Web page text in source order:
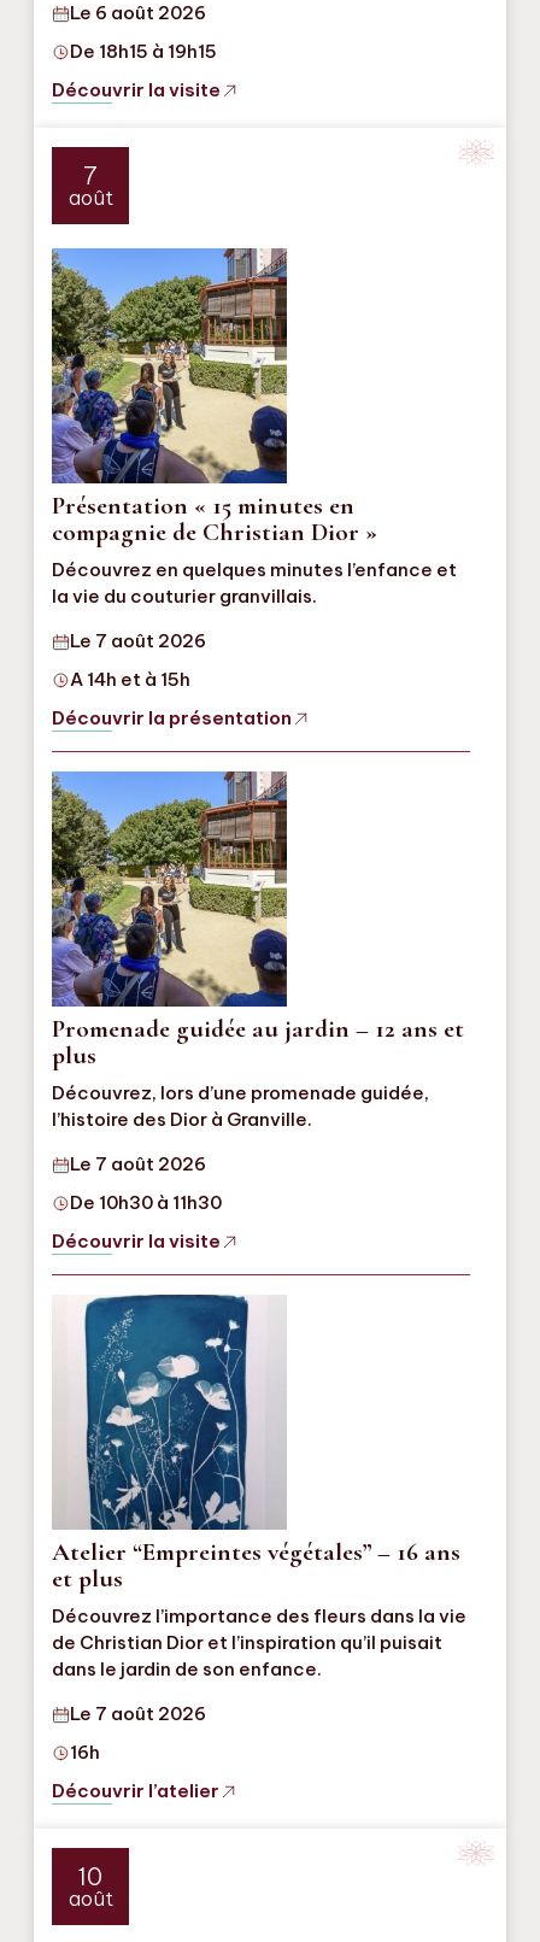
Le 6 août 2026
De 18h15 à 19h15
Découvrir la visite
7
août
Présentation « 15 minutes en
compagnie de Christian Dior »
Découvrez en quelques minutes l’enfance et
la vie du couturier granvillais.
Le 7 août 2026
A 14h et à 15h
Découvrir la présentation
Promenade guidée au jardin – 12 ans et
plus
Découvrez, lors d’une promenade guidée,
l’histoire des Dior à Granville.
Le 7 août 2026
De 10h30 à 11h30
Découvrir la visite
Atelier “Empreintes végétales” – 16 ans
et plus
Découvrez l’importance des fleurs dans la vie
de Christian Dior et l’inspiration qu’il puisait
dans le jardin de son enfance.
Le 7 août 2026
16h
Découvrir l’atelier
10
août